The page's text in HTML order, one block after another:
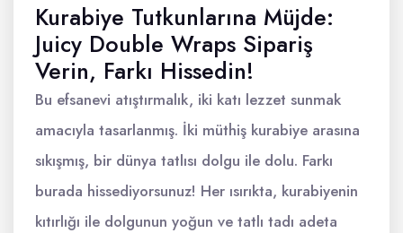
Kurabiye Tutkunlarına Müjde:
Juicy Double Wraps Sipariş
Verin, Farkı Hissedin!
Bu efsanevi atıştırmalık, iki katı lezzet sunmak
amacıyla tasarlanmış. İki müthiş kurabiye arasına
sıkışmış, bir dünya tatlısı dolgu ile dolu. Farkı
burada hissediyorsunuz! Her ısırıkta, kurabiyenin
kıtırlığı ile dolgunun yoğun ve tatlı tadı adeta